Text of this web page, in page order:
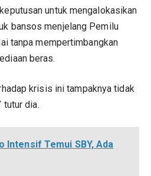
untuk mengalokasikan
bansos menjelang Pemilu
tanpa mempertimbangkan
beras.
krisis ini tampaknya tidak
tutur dia.
Intensif Temui SBY, Ada